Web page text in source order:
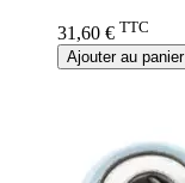
31,60 € TTC
Ajouter au panier